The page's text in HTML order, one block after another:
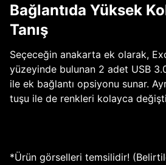
Bağlantıda Yüksek
Tanış
Seçeceğin anakarta ek olarak,
yüzeyinde bulunan 2 adet USB
ile ek bağlantı opsiyonu sunar.
tuşu ile de renkleri kolayca
*Ürün görselleri temsilidir!